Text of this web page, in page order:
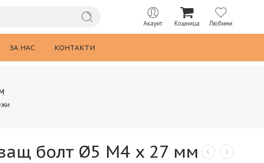
Акаунт Кошница Любими
ЗА НАС КОНТАКТИ
болт Ø5 M4 x 27 мм